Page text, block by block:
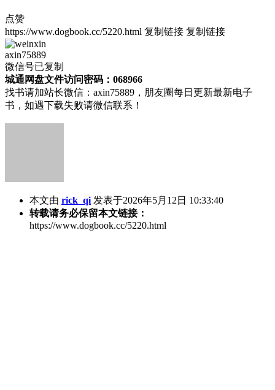
点赞
https://www.dogbook.cc/5220.html 复制链接 复制链接
axin75889
微信号已复制
城通网盘文件访问密码：068966
找书请加站长微信：axin75889，朋友圈每日更新最新电子
书，如遇下载失败请微信联系！
本文由 rick_qi 发表于2026年5月12日 10:33:40
转载请务必保留本文链接：
https://www.dogbook.cc/5220.html